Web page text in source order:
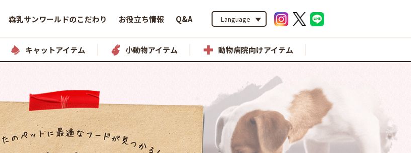
森乳サンワールドのこだわり お役立ち情報 Q&A Language
キャットアイテム 小動物アイテム 動物病院向けアイテム